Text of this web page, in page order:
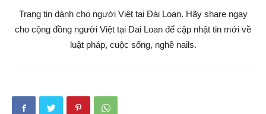
Trang tin dành cho người Việt tại Đài Loan. Hãy share ngay
cho cộng đồng người Việt tại Dai Loan để cập nhật tin mới về
luật pháp, cuộc sống, nghề nails.